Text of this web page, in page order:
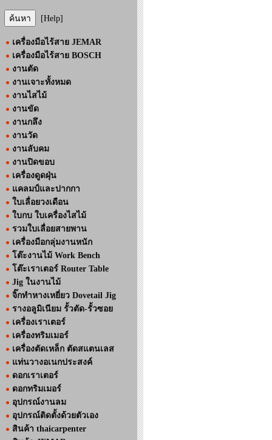
[Help]
เครื่องมือไร้สาย JEMAR
เครื่องมือไร้สาย BOSCH
งานตัด
งานเจาะทั้งหมด
งานไสไม้
งานขัด
งานกลึง
งานวัด
งานลับคม
งานปิดขอบ
เครื่องดูดฝุ่น
แคลมป์และปากกา
ใบเลื่อยวงเดือน
ใบกบ ใบเครื่องไสไม้
รวมใบเลื่อยสายพาน
เครื่องมือกลุ่มงานหนัก
โต๊ะงานไม้ Work Bench
โต๊ะเราเตอร์ Router Table
Jig ในงานไม้
จิ๊กทำหางเหยี่ยว Dovetail Jig
รางอลูมิเนียม รั้วตัด-รั้วซอย
เครื่องเราเตอร์
เครื่องทริมเมอร์
เครื่องตัดเหล็ก ตัดสแตนเลส
แท่นวางอเนกประสงค์
ดอกเราเตอร์
ดอกทริมเมอร์
อุปกรณ์งานลม
อุปกรณ์ติดตั้งด้วยตัวเอง
สินค้า thaicarpenter